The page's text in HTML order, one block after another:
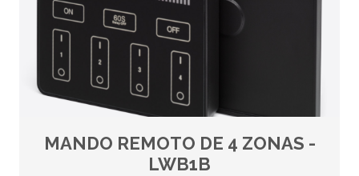
MANDO REMOTO DE 4 ZONAS -
LWB1B